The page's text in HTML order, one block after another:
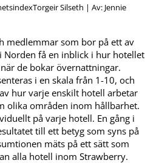
Torgeir Silseth | Av: Jennie
medlemmar som bor på ett av
Norden få en inblick i hur hotellet
de bokar övernattningar.
i en skala från 1-10, och
hur varje enskilt hotell arbetar
olika områden inom hållbarhet.
på varje hotell. En gång i
till ett betyg som syns på
mäts på ett sätt som
alla hotell inom Strawberry.